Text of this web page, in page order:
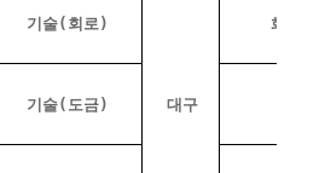
대구
기술(회로) 화학,
기술(도금)